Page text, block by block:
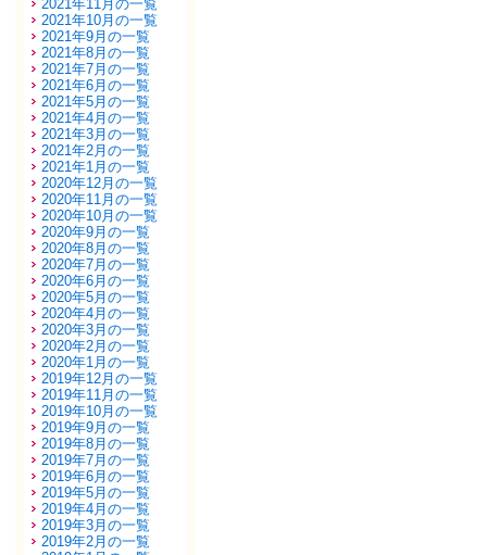
2021年11月の一覧
2021年10月の一覧
2021年9月の一覧
2021年8月の一覧
2021年7月の一覧
2021年6月の一覧
2021年5月の一覧
2021年4月の一覧
2021年3月の一覧
2021年2月の一覧
2021年1月の一覧
2020年12月の一覧
2020年11月の一覧
2020年10月の一覧
2020年9月の一覧
2020年8月の一覧
2020年7月の一覧
2020年6月の一覧
2020年5月の一覧
2020年4月の一覧
2020年3月の一覧
2020年2月の一覧
2020年1月の一覧
2019年12月の一覧
2019年11月の一覧
2019年10月の一覧
2019年9月の一覧
2019年8月の一覧
2019年7月の一覧
2019年6月の一覧
2019年5月の一覧
2019年4月の一覧
2019年3月の一覧
2019年2月の一覧